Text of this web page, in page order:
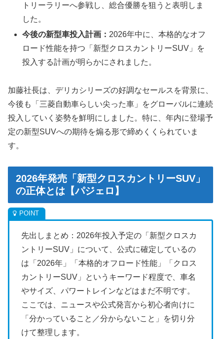
トリーラリーへ参戦し、総合優勝を狙うと表明しま
した。
今後の新型車投入計画： 2026年中に、本格的なオフ
ロード性能を持つ「新型クロスカントリーSUV」を
投入する計画が明らかにされました。
加藤社長は、デリカシリーズの好調なセールスを背景に、
今後も「三菱自動車らしい尖った車」をグローバルに連続
投入していく姿勢を鮮明にしました。特に、年内に登場予
定の新型SUVへの期待を煽る形で締めくくられていま
す。
2026年発売「新型クロスカントリーSUV」
の正体とは【パジェロ】
先出しまとめ：2026年投入予定の「新型クロスカ
ントリーSUV」について、公式に確定しているの
は「2026年」「本格的オフロード性能」「クロス
カントリーSUV」というキーワード程度で、車名
やサイズ、パワートレインなどはまだ不明です。
ここでは、ニュースや公式発言から初心者向けに
「分かっていること／分からないこと」を切り分
けて整理します。